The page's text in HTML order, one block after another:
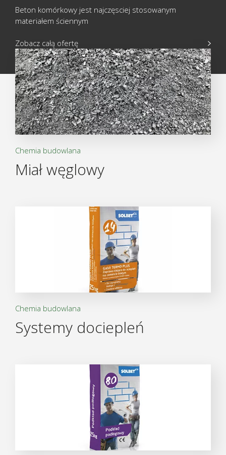
Beton komórkowy jest najczęsciej stosowanym
materiałem ściennym
Zobacz całą ofertę
Chemia budowlana
Miał węglowy
Chemia budowlana
Systemy dociepleń